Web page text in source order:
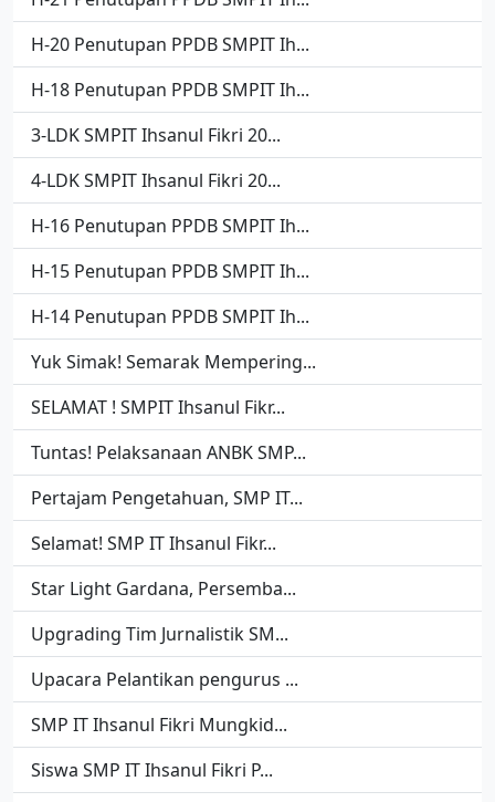
H-20 Penutupan PPDB SMPIT Ih...
H-18 Penutupan PPDB SMPIT Ih...
3-LDK SMPIT Ihsanul Fikri 20...
4-LDK SMPIT Ihsanul Fikri 20...
H-16 Penutupan PPDB SMPIT Ih...
H-15 Penutupan PPDB SMPIT Ih...
H-14 Penutupan PPDB SMPIT Ih...
Yuk Simak! Semarak Mempering...
SELAMAT ! SMPIT Ihsanul Fikr...
Tuntas! Pelaksanaan ANBK SMP...
Pertajam Pengetahuan, SMP IT...
Selamat! SMP IT Ihsanul Fikr...
Star Light Gardana, Persemba...
Upgrading Tim Jurnalistik SM...
Upacara Pelantikan pengurus ...
SMP IT Ihsanul Fikri Mungkid...
Siswa SMP IT Ihsanul Fikri P...